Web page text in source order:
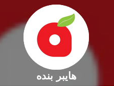
هايبر بنده